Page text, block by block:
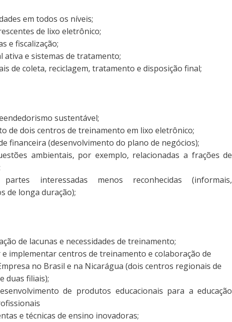
em todos os níveis;
de lixo eletrônico;
e fiscalização;
ativa e sistemas de tratamento;
de coleta, reciclagem, tratamento e disposição final;
sustentável;
de dois centros de treinamento em lixo eletrônico;
financeira (desenvolvimento do plano de negócios);
ambientais, por exemplo, relacionadas a frações de
interessadas menos reconhecidas (informais,
de longa duração);
de lacunas e necessidades de treinamento;
e implementar centros de treinamento e colaboração de
no Brasil e na Nicarágua (dois centros regionais de
duas filiais);
de produtos educacionais para a educação
e técnicas de ensino inovadoras;